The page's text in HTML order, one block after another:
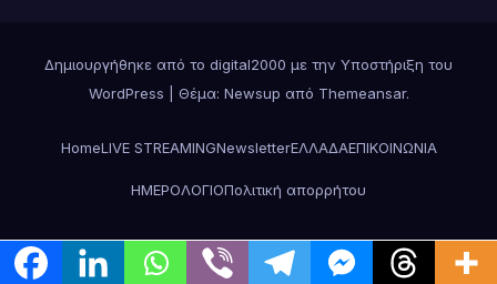
Δημιουργήθηκε από το digital2000 με την Υποστήριξη του
WordPress
Θέμα: Newsup από Themeansar.
HomeLIVE STREAMINGNewsletterΕΛΛΑΔΑΕΠΙΚΟΙΝΩΝΙΑ
ΗΜΕΡΟΛΟΓΙΟΠολιτική απορρήτου